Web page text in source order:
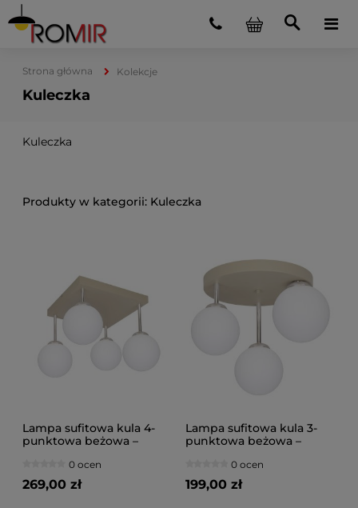
Strona główna Kolekcje
Kuleczka
Kuleczka
Kuleczka
Lampa sufitowa kula 4-
punktowa beżowa –
sypialni, salonu, kuchni –
polska produkcja
0 ocen
269,00 zł
Lampa sufitowa kula 3-
punktowa beżowa –
salonu, sypialni, korytarza
– polska produkcja
0 ocen
199,00 zł